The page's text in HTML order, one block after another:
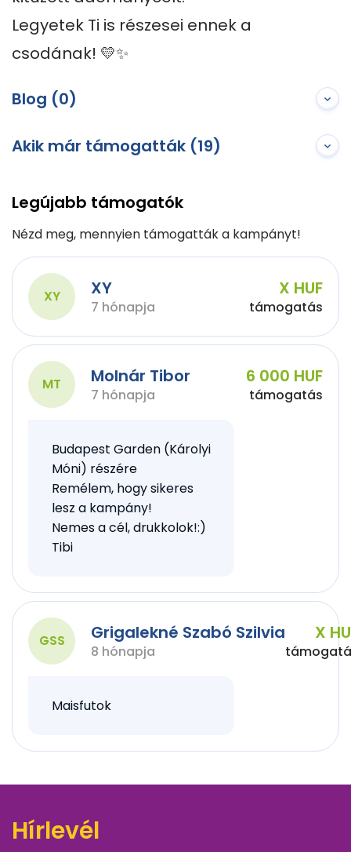
Legyetek Ti is részesei ennek a
csodának! 💛✨
Blog (0)
Akik már támogatták (19)
Legújabb támogatók
Nézd meg, mennyien támogatták a kampányt!
XY XY
7 hónapja
X HUF
támogatás
MT Molnár Tibor
7 hónapja
6 000 HUF
támogatás
Budapest Garden (Károlyi
Móni) részére
Remélem, hogy sikeres
lesz a kampány!
Nemes a cél, drukkolok!:)
Tibi
GSS Grigalekné Szabó Szilvia
8 hónapja
X
Maisfutok
Hírlevél